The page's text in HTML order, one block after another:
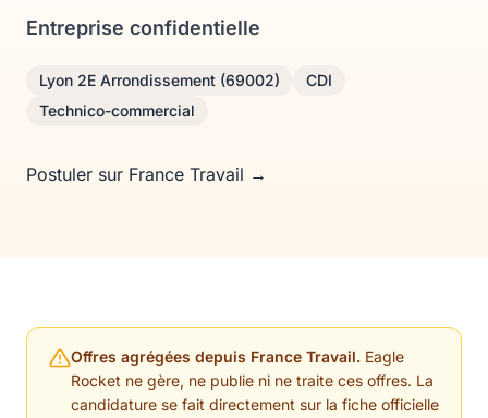
Entreprise confidentielle
Lyon 2E Arrondissement (69002)
CDI
Technico-commercial
Postuler sur France Travail →
Offres agrégées depuis France Travail. Eagle
Rocket ne gère, ne publie ni ne traite ces offres. La
candidature se fait directement sur la fiche officielle